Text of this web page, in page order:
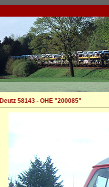
Deutz 58143 - OHE "200085"